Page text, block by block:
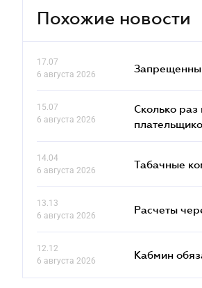
Похожие новости
17.07
6 августа 2026
15.07
6 августа 2026
Сколько
14.04
6 августа 2026
Табачные
13.13
6 августа 2026
Расчеты
12.12
6 августа 2026
Кабмин